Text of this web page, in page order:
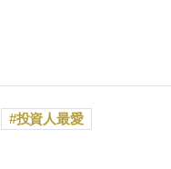
投資人最愛